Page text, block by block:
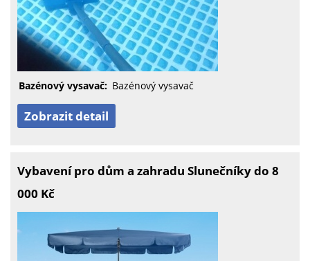
Bazénový vysavač: Bazénový vysavač
Zobrazit detail
Vybavení pro dům a zahradu Slunečníky do 8
000 Kč